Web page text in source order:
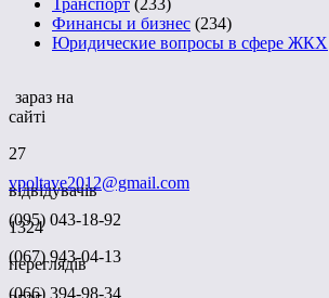
Финансы и бизнес (234)
Юридические вопросы в сфере ЖКХ
зараз на
сайті
27
відвідувачів
1324
переглядів
vpoltave2012@gmail.com
(095) 043-18-92
(067) 943-04-13
(066) 394-98-34